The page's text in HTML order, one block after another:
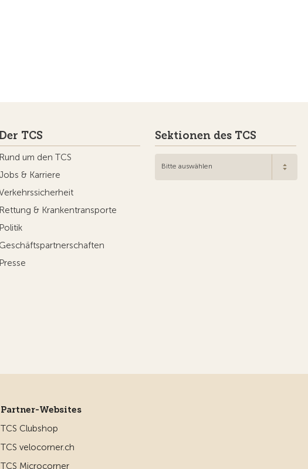
TCS
Rund um den TCS
Jobs & Karriere
Rettung & Krankentransporte
Politik
Geschäftspartnerschaften
Presse
Sektionen des TCS
Bitte auswählen
Partner-Websites
TCS Clubshop
TCS velocorner.ch
TCS Microcorner